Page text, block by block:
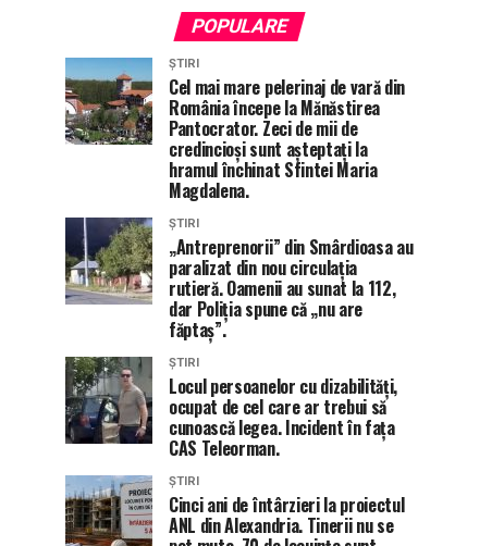
POPULARE
ȘTIRI
Cel mai mare pelerinaj de vară din
România începe la Mănăstirea
Pantocrator. Zeci de mii de
credincioși sunt așteptați la
hramul închinat Sfintei Maria
Magdalena.
ȘTIRI
„Antreprenorii” din Smârdioasa au
paralizat din nou circulația
rutieră. Oamenii au sunat la 112,
dar Poliția spune că „nu are
făptaș”.
ȘTIRI
Locul persoanelor cu dizabilități,
ocupat de cel care ar trebui să
cunoască legea. Incident în fața
CAS Teleorman.
ȘTIRI
Cinci ani de întârzieri la proiectul
ANL din Alexandria. Tinerii nu se